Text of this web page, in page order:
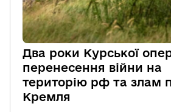
Два роки Курської
перенесення війни на
територію рф та злам
Кремля